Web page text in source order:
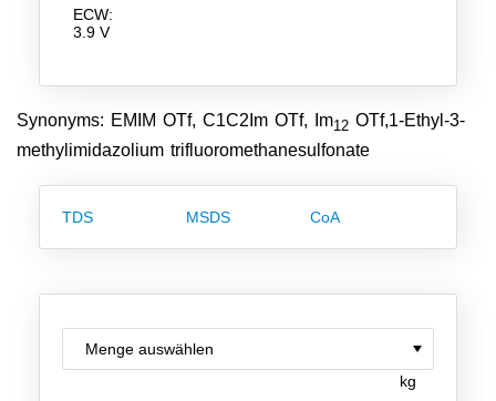
Investor Relations
Kontakt
ECW:
3.9 V
Synonyms: EMIM OTf, C1C2Im OTf, Im12 OTf,1-Ethyl-3-
methylimidazolium trifluoromethanesulfonate
TDS MSDS CoA
kg